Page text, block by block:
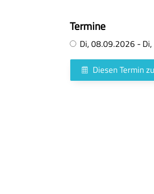
Termine
Di,08.09.2026 -Di,
Diesen Termin